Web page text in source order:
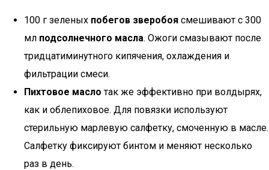
100 г зеленых побегов зверобоя смешивают с 300
мл подсолнечного масла. Ожоги смазывают после
тридцатиминутного кипячения, охлаждения и
фильтрации смеси.
Пихтовое масло так же эффективно при волдырях,
как и облепиховое. Для повязки используют
стерильную марлевую салфетку, смоченную в масле.
Салфетку фиксируют бинтом и меняют несколько
раз в день.